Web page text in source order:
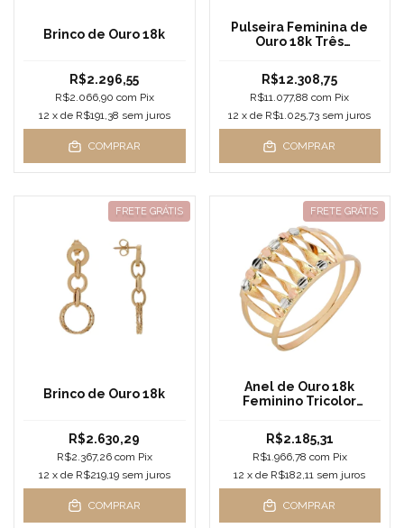
Brinco de Ouro 18k
R$2.296,55
R$2.066,90 com Pix
12 x de R$191,38 sem juros
COMPRAR
Pulseira Feminina de
Ouro 18k Três
R$12.308,75
R$11.077,88com Pix
12 x de R$1.025,73 sem juros
COMPRAR
FRETE GRÁTIS
Brinco de Ouro 18k
R$2.630,29
R$2.367,26 com Pix
12 x de R$219,19 sem juros
COMPRAR
FRETE GRÁTIS
Anel de Ouro 18k
Feminino Tricolor
R$2.185,31
R$1.966,78 com Pix
12 x de R$182,11 sem juros
COMPRAR